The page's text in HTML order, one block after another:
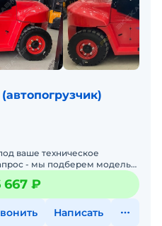
ваше техническое
667 ₽
Написать